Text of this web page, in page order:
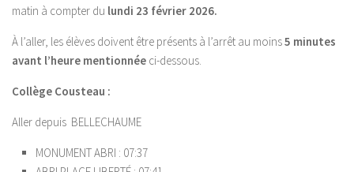
matin à compter du lundi 23 février 2026.
À l’aller, les élèves doivent être présents à l’arrêt au moins5 minutes
avant l’heure mentionnée ci-dessous.
Collège Cousteau :
Aller depuis BELLECHAUME
MONUMENT ABRI : 07:37